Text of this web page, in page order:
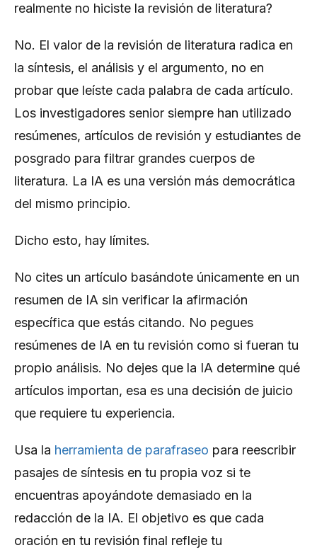
realmente no hiciste la revisión de literatura?
No. El valor de la revisión de literatura radica en
la síntesis, el análisis y el argumento, no en
probar que leíste cada palabra de cada artículo.
Los investigadores senior siempre han utilizado
resúmenes, artículos de revisión y estudiantes de
posgrado para filtrar grandes cuerpos de
literatura. La IA es una versión más democrática
del mismo principio.
Dicho esto, hay límites.
No cites un artículo basándote únicamente en un
resumen de IA sin verificar la afirmación
específica que estás citando. No pegues
resúmenes de IA en tu revisión como si fueran tu
propio análisis. No dejes que la IA determine qué
artículos importan, esa es una decisión de juicio
que requiere tu experiencia.
Usa la herramienta de parafraseo para reescribir
pasajes de síntesis en tu propia voz si te
encuentras apoyándote demasiado en la
redacción de la IA. El objetivo es que cada
oración en tu revisión final refleje tu